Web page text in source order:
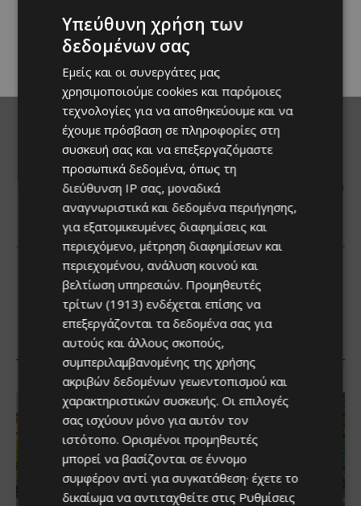
προσκαλώντας μικρούς και
μεγάλους να απολαύσουν
μοναδικές...
Υπεύθυνη χρήση των
δεδομένων σας
Εμείς και οι συνεργάτες μας
χρησιμοποιούμε cookies και παρόμοιες
τεχνολογίες για να αποθηκεύουμε και να
έχουμε πρόσβαση σε πληροφορίες στη
συσκευή σας και να επεξεργαζόμαστε
προσωπικά δεδομένα, όπως τη
διεύθυνση IP σας, μοναδικά
αναγνωριστικά και δεδομένα περιήγησης,
για εξατομικευμένες διαφημίσεις και
περιεχόμενο, μέτρηση διαφημίσεων και
περιεχομένου, ανάλυση κοινού και
βελτίωση υπηρεσιών. Προμηθευτές
τρίτων (1913) ενδέχεται επίσης να
επεξεργάζονται τα δεδομένα σας για
αυτούς και άλλους σκοπούς,
συμπεριλαμβανομένης της χρήσης
ακριβών δεδομένων γεωεντοπισμού και
χαρακτηριστικών συσκευής. Οι επιλογές
σας ισχύουν μόνο για αυτόν τον
ιστότοπο. Ορισμένοι προμηθευτές
μπορεί να βασίζονται σε έννομο
συμφέρον αντί για συγκατάθεση· έχετε το
δικαίωμα να αντιταχθείτε στις Ρυθμίσεις